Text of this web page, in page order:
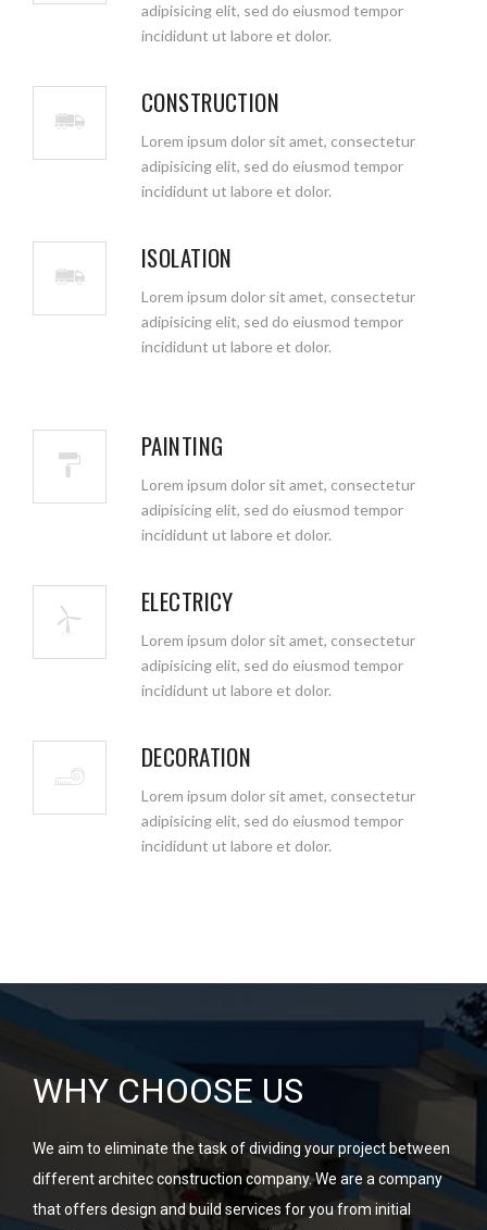
adipisicing elit, sed do eiusmod tempor
incididunt ut labore et dolor.
CONSTRUCTION
Lorem ipsum dolor sit amet, consectetur
adipisicing elit, sed do eiusmod tempor
incididunt ut labore et dolor.
ISOLATION
Lorem ipsum dolor sit amet, consectetur
adipisicing elit, sed do eiusmod tempor
incididunt ut labore et dolor.
PAINTING
Lorem ipsum dolor sit amet, consectetur
adipisicing elit, sed do eiusmod tempor
incididunt ut labore et dolor.
ELECTRICY
Lorem ipsum dolor sit amet, consectetur
adipisicing elit, sed do eiusmod tempor
incididunt ut labore et dolor.
DECORATION
Lorem ipsum dolor sit amet, consectetur
adipisicing elit, sed do eiusmod tempor
incididunt ut labore et dolor.
WHY CHOOSE US
We aim to eliminate the task of dividing your project between
different architec construction company. We are a company
that offers design and build services for you from initial